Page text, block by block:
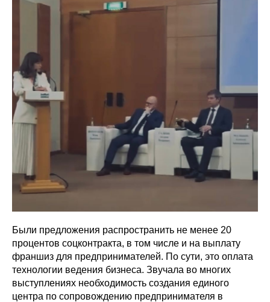
Были предложения распространить не менее 20
процентов соцконтракта, в том числе и на выплату
франшиз для предпринимателей. По сути, это оплата
технологии ведения бизнеса. Звучала во многих
выступлениях необходимость создания единого
центра по сопровождению предпринимателя в